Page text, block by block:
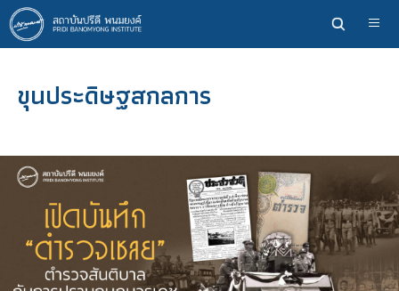
ข้าม
ไป
ยัง
หลักขุนประดิษฐสกลการ